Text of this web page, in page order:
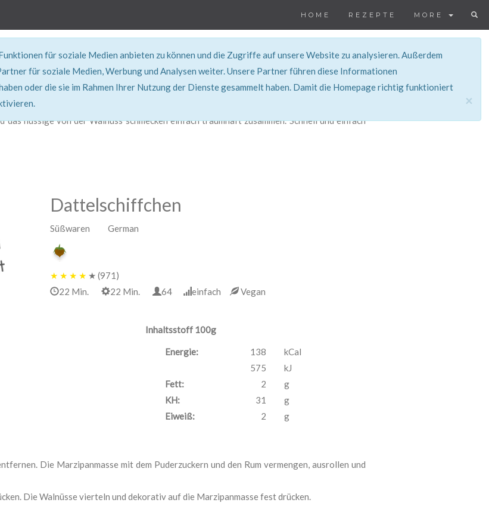
HOME REZEPTE MORE
für soziale Medien anbieten zu können und die Zugriffe auf unsere Website zu analysieren. Außerdem
für soziale Medien, Werbung und Analysen weiter. Unsere Partner führen diese Informationen
oder die sie im Rahmen Ihrer Nutzung der Dienste gesammelt haben. Damit die Homepage richtig funktioniert
×
REZEPT
nussige von der Walnuss schmecken einfach traumhaft zusammen. Schnell und einfach
Dattelschiffchen
Süßwaren German
★ ★ ★ ★ ★ (971)
22 Min.
22 Min. 64 einfach Vegan
Inhaltsstoff 100g
Energie: 138
kCal
575
kJ
Fett:
2
g
KH:
31
g
Eiweiß:
2 g
Die Marzipanmasse mit dem Puderzuckern und den Rum vermengen, ausrollen und
Die Walnüsse vierteln und dekorativ auf die Marzipanmasse fest drücken.